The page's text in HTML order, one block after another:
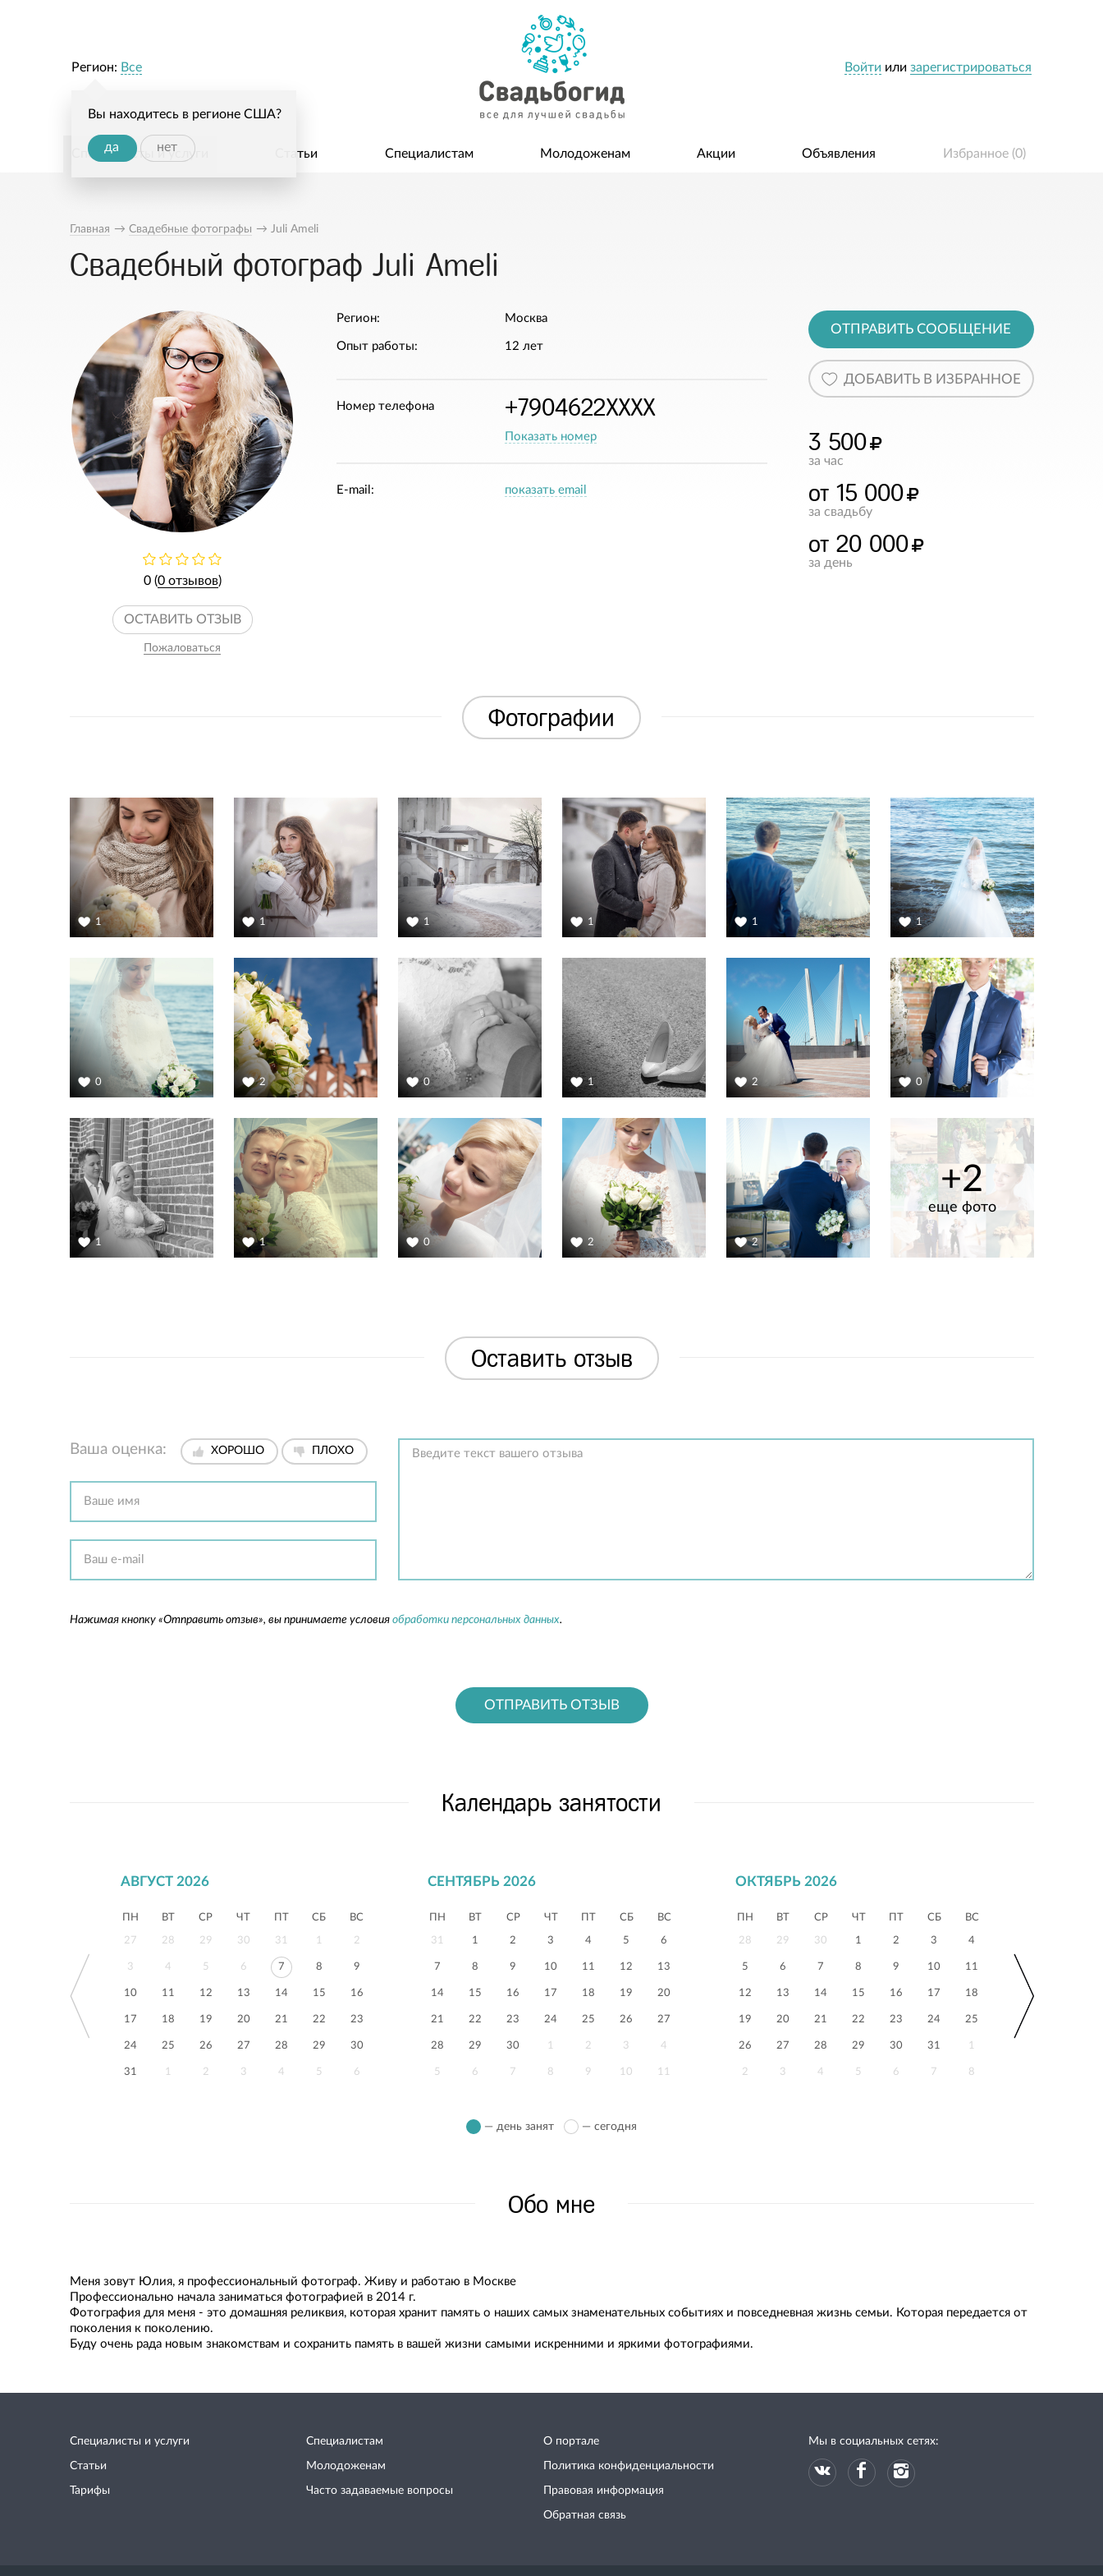
Войти или зарегистрироваться
Регион: Все
Вы находитесь в регионе США?
да нет
Специалисты и услуги Статьи Специалистам Молодоженам Акции Объявления Избранное (0)
Главная → Свадебные фотографы → Juli Ameli
Свадебный фотограф Juli Ameli
0 (0 отзывов)
ОСТАВИТЬ ОТЗЫВ
Пожаловаться
Регион: Москва
Опыт работы: 12 лет
Номер телефона +7904622XXXX
Показать номер
E-mail: показать email
ОТПРАВИТЬ СООБЩЕНИЕ
ДОБАВИТЬ В ИЗБРАННОЕ
3 500
за час
от 15 000
за свадьбу
от 20 000
за день
Фотографии
1 1 1 1 1 1
0 2 0 1 2 0
1 1 0 2 2
+2
еще фото
Оставить отзыв
Ваша оценка: ХОРОШО ПЛОХО
Нажимая кнопку «Отправить отзыв», вы принимаете условия обработки персональных данных.
ОТПРАВИТЬ ОТЗЫВ
Календарь занятости
АВГУСТ 2026
ПН ВТ СР ЧТ ПТ СБ ВС
27 28 29 30 31 1 2
3 4 5 6 7 8 9
10 11 12 13 14 15 16
17 18 19 20 21 22 23
24 25 26 27 28 29 30
31 1 2 3 4 5 6
СЕНТЯБРЬ 2026
ПН ВТ СР ЧТ ПТ СБ ВС
31 1 2 3 4 5 6
7 8 9 10 11 12 13
14 15 16 17 18 19 20
21 22 23 24 25 26 27
28 29 30 1 2 3 4
5 6 7 8 9 10 11
ОКТЯБРЬ 2026
ПН ВТ СР ЧТ ПТ СБ ВС
28 29 30 1 2 3 4
5 6 7 8 9 10 11
12 13 14 15 16 17 18
19 20 21 22 23 24 25
26 27 28 29 30 31 1
2 3 4 5 6 7 8
— день занят — сегодня
Обо мне
Меня зовут Юлия, я профессиональный фотограф. Живу и работаю в Москве
Профессионально начала заниматься фотографией в 2014 г.
Фотография для меня - это домашняя реликвия, которая хранит память о наших самых знаменательных событиях и повседневная жизнь семьи. Которая передается от
поколения к поколению.
Буду очень рада новым знакомствам и сохранить память в вашей жизни самыми искренними и яркими фотографиями.
Специалисты и услуги
Статьи
Тарифы
Специалистам
Молодоженам
Часто задаваемые вопросы
О портале
Политика конфиденциальности
Правовая информация
Обратная связь
Мы в социальных сетях: